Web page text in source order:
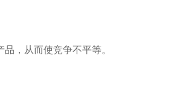
，从而使竞争不平等。